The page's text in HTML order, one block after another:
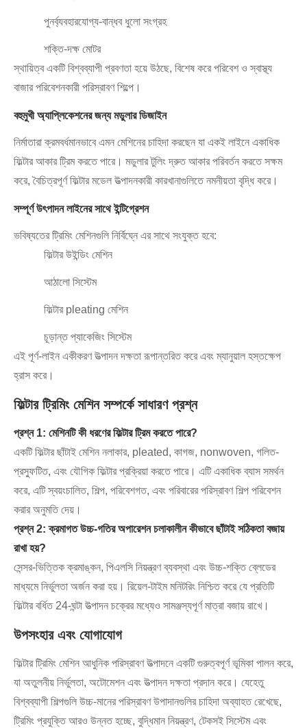
পুনর্ব্যবহারযোগ্য-বান্ধব ধুলো সংগ্রহ
শক্তি-দক্ষ মোটর
স্থায়িত্ব একটি বিশ্বব্যাপী প্রবণতা হয়ে উঠছে, বিশেষ করে পরিবেশ ও স্বাস্থ্য
বাজার পরিবেশনকারী পরিস্রাবণ শিল্পে।
বহুমুখী অ্যাপ্লিকেশনের জন্য মডুলার ডিজাইন
নির্মাতারা ক্রমবর্ধমানভাবে এমন মেশিনের চাহিদা করছেন যা একই লাইনে একাধিক
ফিল্টার আকার ট্রিম করতে পারে। মডুলার টুলিং দ্রুত আকার পরিবর্তন করতে সক্ষম
করে, বৈচিত্রপূর্ণ ফিল্টার মডেল উত্পাদনকারী কারখানাগুলিতে নমনীয়তা বৃদ্ধি করে।
সম্পূর্ণ উৎপাদন লাইনের সাথে ইন্টিগ্রেশন
ভবিষ্যতের ট্রিমিং মেশিনগুলি নির্বিঘ্নে এর সাথে সংযুক্ত হবে:
ফিল্টার উইন্ডিং মেশিন
আঠালো সিস্টেম
ফিল্টার pleating মেশিন
চূড়ান্ত প্যাকেজিং সিস্টেম
এই পূর্ণ-লাইন একীকরণ উত্পাদন দক্ষতা রূপান্তরিত করে এবং ম্যানুয়াল হস্তক্ষেপ
হ্রাস করে।
ফিল্টার ট্রিমিং মেশিন সম্পর্কে সাধারণ প্রশ্ন
প্রশ্ন 1: মেশিনটি কী ধরণের ফিল্টার ট্রিম করতে পারে?
একটি ফিল্টার ছাঁটাই মেশিন নলাকার, pleated, কাগজ, nonwoven, গলিত-
প্রস্ফুটিত, এবং যৌগিক ফিল্টার প্রক্রিয়া করতে পারে। এটি একাধিক ব্যাস সমর্থন
করে, এটি স্বয়ংচালিত, শিল্প, পরিবেশগত, এবং পরিবারের পরিস্রাবণ শিল্প পরিবেশন
করার অনুমতি দেয়।
প্রশ্ন 2: ক্রমাগত উচ্চ-গতির অপারেশন চলাকালীন কীভাবে ছাঁটাই সঠিকতা বজায়
রাখা হয়?
সেন্সর-ভিত্তিক ক্রমাঙ্কন, পিএলসি নিয়ন্ত্রণ ব্যবস্থা এবং উচ্চ-শক্তি ব্লেডের
মাধ্যমে নির্ভুলতা অর্জন করা হয়। রিয়েল-টাইম মনিটরিং নিশ্চিত করে যে প্রতিটি
ফিল্টার বর্ধিত 24-ঘন্টা উত্পাদন চক্রের মধ্যেও সামঞ্জস্যপূর্ণ মাত্রা বজায় রাখে।
উপসংহার এবং যোগাযোগ
ফিল্টার ট্রিমিং মেশিন আধুনিক পরিস্রাবণ উত্পাদনে একটি গুরুত্বপূর্ণ ভূমিকা পালন করে,
যা অতুলনীয় নির্ভুলতা, অটোমেশন এবং উত্পাদন দক্ষতা প্রদান করে। যেহেতু
বিশ্বব্যাপী শিল্পগুলি উচ্চ-মানের পরিস্রাবণ উপাদানগুলির চাহিদা অব্যাহত রেখেছে,
ট্রিমিং প্রযুক্তি আরও উন্নত হচ্ছে, বুদ্ধিমান নিয়ন্ত্রণ, টেকসই সিস্টেম এবং